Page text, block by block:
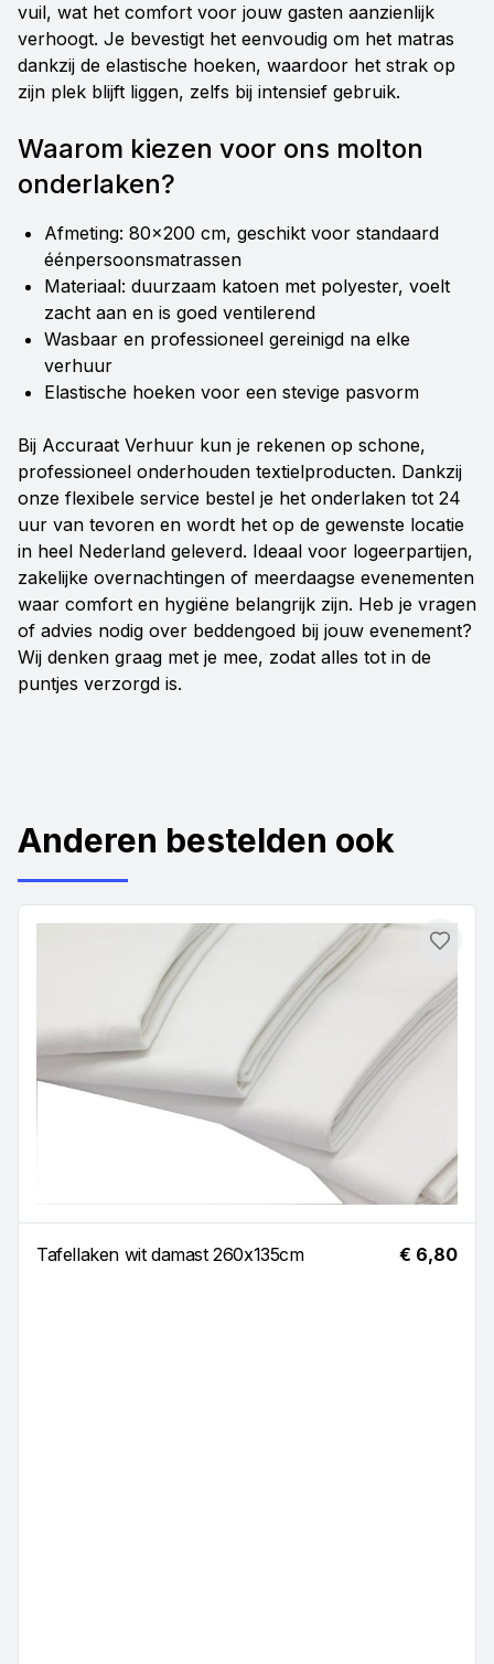
vuil, wat het comfort voor jouw gasten aanzienlijk
verhoogt. Je bevestigt het eenvoudig om het matras
dankzij de elastische hoeken, waardoor het strak op
zijn plek blijft liggen, zelfs bij intensief gebruik.
Waarom kiezen voor ons molton
onderlaken?
Afmeting: 80x200 cm, geschikt voor standaard
éénpersoonsmatrassen
Materiaal: duurzaam katoen met polyester, voelt
zacht aan en is goed ventilerend
Wasbaar en professioneel gereinigd na elke
verhuur
Elastische hoeken voor een stevige pasvorm
Bij Accuraat Verhuur kun je rekenen op schone,
professioneel onderhouden textielproducten. Dankzij
onze flexibele service bestel je het onderlaken tot 24
uur van tevoren en wordt het op de gewenste locatie
in heel Nederland geleverd. Ideaal voor logeerpartijen,
zakelijke overnachtingen of meerdaagse evenementen
waar comfort en hygiëne belangrijk zijn. Heb je vragen
of advies nodig over beddengoed bij jouw evenement?
Wij denken graag met je mee, zodat alles tot in de
puntjes verzorgd is.
Anderen bestelden ook
Tafellaken wit damast 260x135cm € 6,80